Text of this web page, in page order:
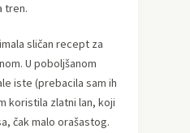
tren.
sličan recept za
U poboljšanom
iste (prebacila sam ih
koristila zlatni lan, koji
čak malo orašastog.